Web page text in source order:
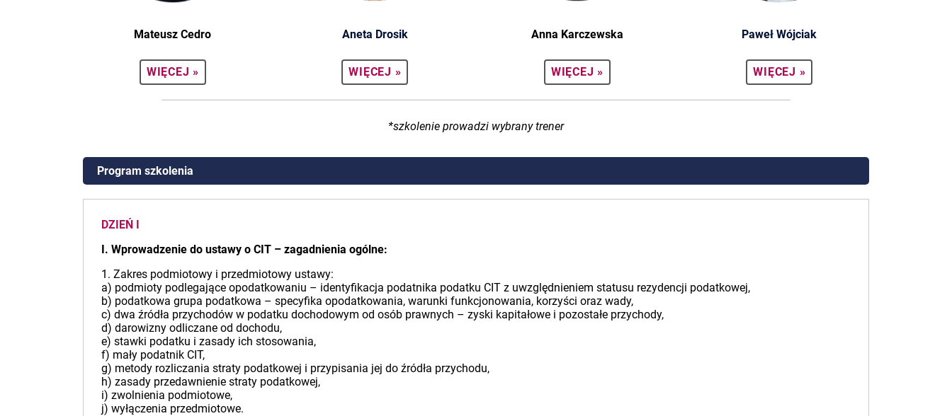
Mateusz Cedro Aneta Drosik Anna Karczewska Paweł Wójciak
WIĘCEJ » WIĘCEJ » WIĘCEJ » WIĘCEJ »
*szkolenie prowadzi wybrany trener
Program szkolenia
DZIEŃ I
I. Wprowadzenie do ustawy o CIT – zagadnienia ogólne:
1. Zakres podmiotowy i przedmiotowy ustawy:
a) podmioty podlegające opodatkowaniu – identyfikacja podatnika podatku CIT z uwzględnieniem statusu rezydencji podatkowej,
b) podatkowa grupa podatkowa – specyfika opodatkowania, warunki funkcjonowania, korzyści oraz wady,
c) dwa źródła przychodów w podatku dochodowym od osób prawnych – zyski kapitałowe i pozostałe przychody,
d) darowizny odliczane od dochodu,
e) stawki podatku i zasady ich stosowania,
f) mały podatnik CIT,
g) metody rozliczania straty podatkowej i przypisania jej do źródła przychodu,
h) zasady przedawnienie straty podatkowej,
i) zwolnienia podmiotowe,
j) wyłączenia przedmiotowe.